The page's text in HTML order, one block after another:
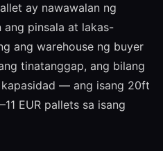
ay nawawalan ng
ang pinsala at lakas-
ang warehouse ng buyer
tinatanggap, ang bilang
— ang isang 20ft
EUR pallets sa isang